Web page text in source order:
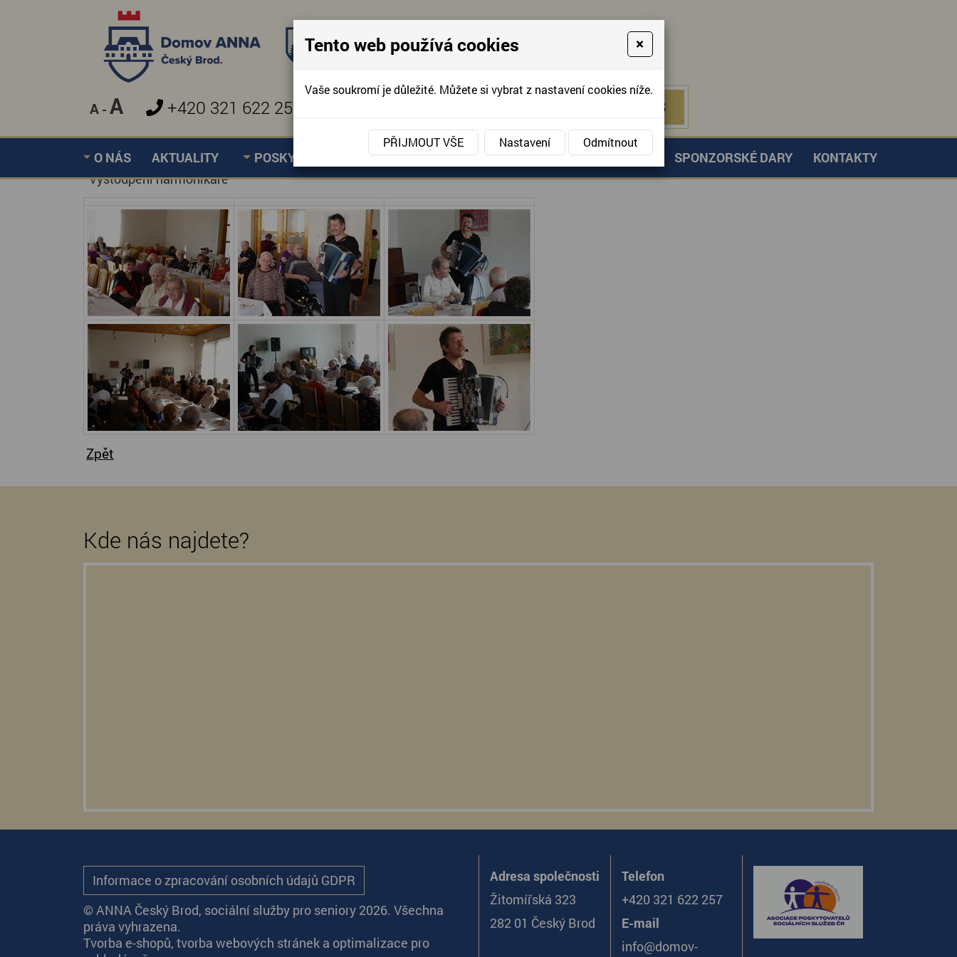
A - A +420 321 622 257 KONTAKTUJTE NÁS
KONTAKTUJTE NÁS
O NÁS AKTUALITY POSKYTOVANÉ SLUŽBY AKCE, FOTOGRAFIE DOBROVOLNICTVÍ SPONZORSKÉ DARY
KONTAKTY
Vystoupení harmonikáře
Zpět
Kde nás najdete?
Telefon
+420 321 622 257
E-mail
info@domov-
Adresa společnosti
Žitomířská 323
282 01 Český Brod
Informace o zpracování osobních údajů GDPR
© ANNA Český Brod, sociální služby pro seniory 2026. Všechna
práva vyhrazena.
Tvorba e-shopů,tvorba webových stránek a optimalizace pro
Tento web používá cookies ×
Vaše soukromí je důležité. Můžete si vybrat z nastavení cookies níže.
PŘIJMOUT VŠE Nastavení Odmítnout